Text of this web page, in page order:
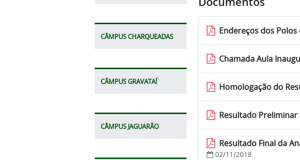
CÂMPUS CHARQUEADAS
CÂMPUS GRAVATAÍ
CÂMPUS JAGUARÃO
Endereços dos
Chamada Aula
Homologação do
Resultado
Resultado Final da
02/11/2018